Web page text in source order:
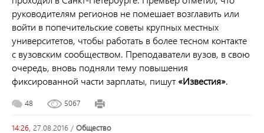
руководителям регионов не помешает возглавить или
войти в попечительские советы крупных местных
университетов, чтобы работать в более тесном контакте
с вузовским сообществом. Преподаватели вузов, в свою
очередь, вновь подняли тему повышения
фиксированной части зарплаты, пишут «Известия».
48 5067
14:26, 27.08.2016 / общество